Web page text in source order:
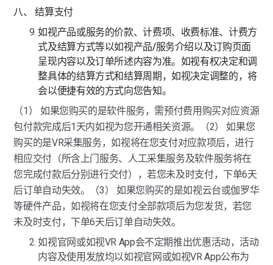
八、 结算支付
如视产品或服务的价款、计费项、收费标准、计费方
式及结算方式等以如视产品/服务介绍以及订购页面
呈现内容以及订单所述内容为准。如视有权决定和调
整具体的结算方式和结算周期，如视决定调整的，将
会以便捷有效的方式向您告知。
（1） 如果您购买的是软件服务，需预付费用购买对应资源
包付款完成后1天内如视为您开通相关资源。（2） 如果您
购买的是VR采集服务，如视将在您支付对应款项后，进行
相应交付（所含上门服务、人工采集服务及软件服务将在
您完成付款后分别进行交付），若您未及时支付，下单6天
后订单自动失效。（3） 如果您购买的是如视云台或伽罗华
等硬件产品，如视将在您支付全部款项后为您发货，若您
未及时支付，下单6天后订单自动失效。
如视官网或如视VR App会不定期推出优惠活动，活动
内容及使用发放均以如视官网或如视VR App公布为